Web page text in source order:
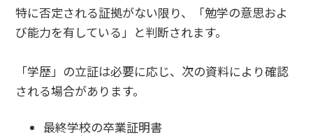
特に否定される証拠がない限り、「勉学の意思およ
び能力を有している」と判断されます。
「学歴」の立証は必要に応じ、次の資料により確認
される場合があります。
最終学校の卒業証明書